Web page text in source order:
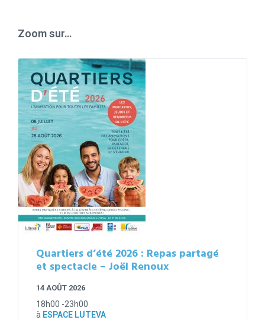
Zoom sur…
Quartiers d’été 2026 : Repas partagé
et spectacle – Joël Renoux
14 AOÛT 2026
18h00 -23h00
à ESPACE LUTEVA